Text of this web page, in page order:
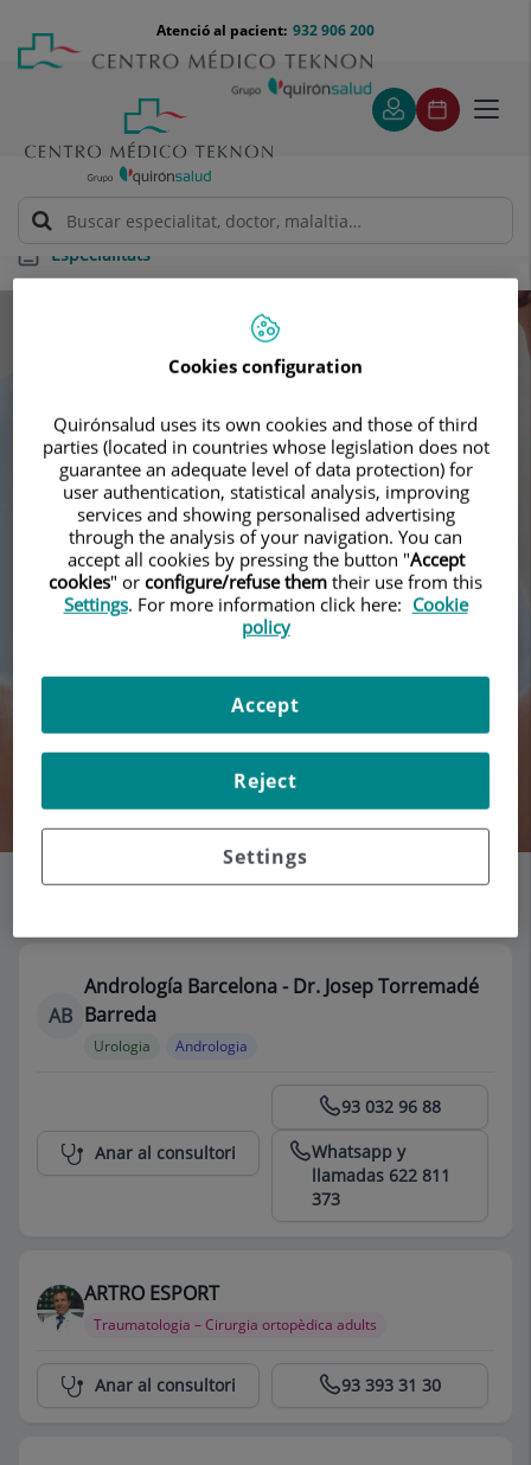
contingut
Menú
teléfono
cabecera
932 906 200
Atenció al pacient:
Especialitats
Especialitats
nostres millors especialista
Cercar
AB
Andrología Barcelona - Dr. Josep Torremadé
Barreda
Urologia Andrologia
93 032 96 88
Whatsapp y
llamadas 622 811
373
Anar al consultori
ARTRO ESPORT
Traumatologia – Cirurgia ortopèdica adults
Centro Médico Teknon 93 393 31 30
Anar al consultori
Cookies configuration
Quirónsalud uses its own cookies and those of third
parties (located in countries whose legislation does not
guarantee an adequate level of data protection) for
user authentication, statistical analysis, improving
services and showing personalised advertising
through the analysis of your navigation. You can
accept all cookies by pressing the button "Accept
cookies" or configure/refuse them their use from this
Settings. For more information click here: Cookie
policy
Settings
Reject
Accept